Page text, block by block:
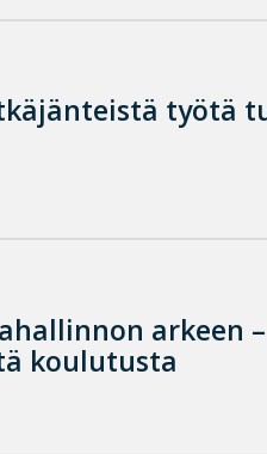
työtä
arkeen
koulutusta